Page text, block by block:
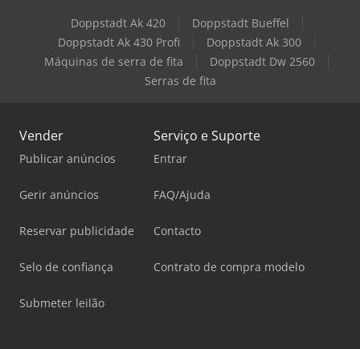
Doppstadt Ak 420
Doppstadt Bueffel
Doppstadt Ak 430 Profi
Doppstadt Ak 300
Máquinas de serra de fita
Doppstadt Dw 2560
Serras de fita
Vender
Publicar anúncios
Gerir anúncios
Reservar publicidade
Selo de confiança
Submeter leilão
Serviço e Suporte
Entrar
FAQ/Ajuda
Contacto
Contrato de compra modelo